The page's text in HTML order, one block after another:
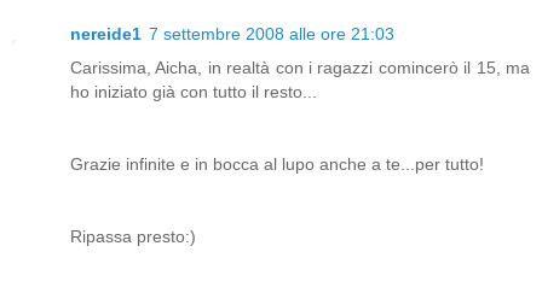
nereide1 7 settembre 2008 alle ore 21:03
Carissima, Aicha, in realtà con i ragazzi comincerò il 15, ma
ho iniziato già con tutto il resto...
Grazie infinite e in bocca al lupo anche a te...per tutto!
Ripassa presto:)